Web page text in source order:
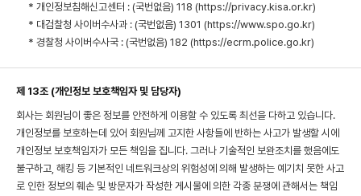
* 개인정보침해신고센터 : (국번없음) 118 (https://privacy.kisa.or.kr)
* 대검찰청 사이버수사과 : (국번없음) 1301 (https://www.spo.go.kr)
* 경찰청 사이버수사국 : (국번없음) 182 (https://ecrm.police.go.kr)
제 13조 (개인정보 보호책임자 및 담당자)
회사는 회원님이 좋은 정보를 안전하게 이용할 수 있도록 최선을 다하고 있습니다.
개인정보를 보호하는데 있어 회원님께 고지한 사항들에 반하는 사고가 발생할 시에
개인정보 보호책임자가 모든 책임을 집니다. 그러나 기술적인 보완조치를 했음에도
불구하고, 해킹 등 기본적인 네트워크상의 위험성에 의해 발생하는 예기치 못한 사고
로 인한 정보의 훼손 및 방문자가 작성한 게시물에 의한 각종 분쟁에 관해서는 책임